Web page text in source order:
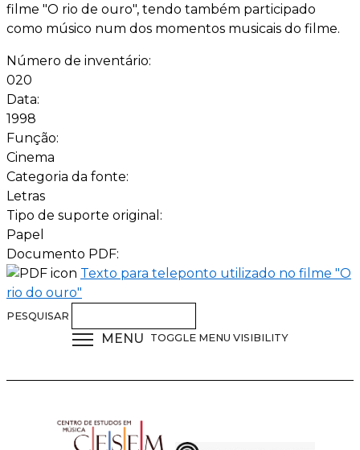
filme "O rio de ouro", tendo também participado
como músico num dos momentos musicais do filme.
Número de inventário:
020
Data:
1998
Função:
Cinema
Categoria da fonte:
Letras
Tipo de suporte original:
Papel
Documento PDF:
Texto para teleponto utilizado no filme "O
rio do ouro"
PESQUISAR
MENU TOGGLE MENU VISIBILITY